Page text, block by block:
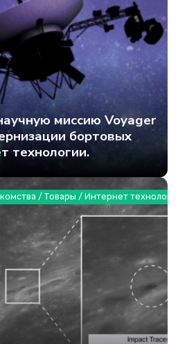
миссию Voyager
бортовых
технологии.
/ Товары / Интернет